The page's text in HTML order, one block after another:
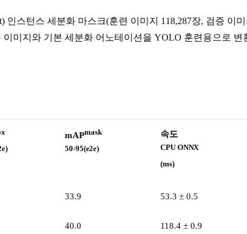
인스턴스 세분화 마스크(훈련 이미지 118,287장, 검증
미지와 기본 세분화 어노테이션을 YOLO 훈련용으로 변
mAPmask
50-95(e2e)
속도
CPU ONNX
(ms)
33.9 53.3 ± 0.5
40.0 118.4 ± 0.9